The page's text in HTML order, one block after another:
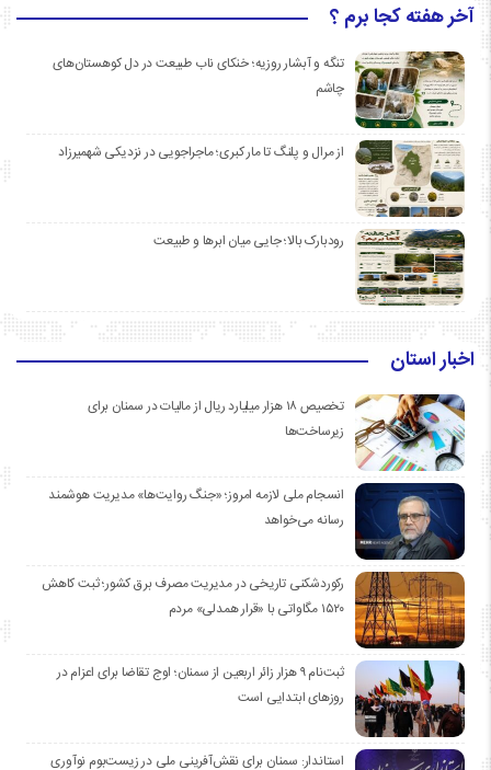
آخر هفته کجا برم ؟
تنگه و آبشار روزیه؛ خنکای ناب طبیعت در دل کوهستان‌های
چاشم
از مرال و پلنگ تا مار کبری؛ ماجراجویی در نزدیکی شهمیرزاد
رودبارک بالا؛ جایی میان ابرها و طبیعت
اخبار استان
تخصیص ۱۸ هزار میلیارد ریال از مالیات در سمنان برای
زیرساخت‌ها
انسجام ملی لازمه امروز؛ «جنگ روایت‌ها» مدیریت هوشمند
رسانه می‌خواهد
رکوردشکنی تاریخی در مدیریت مصرف برق کشور؛ ثبت کاهش
۱۵۲۰ مگاواتی با «قرار همدلی» مردم
ثبت‌نام ۹ هزار زائر اربعین از سمنان؛ اوج تقاضا برای اعزام در
روزهای ابتدایی است
استاندار: سمنان برای نقش‌آفرینی ملی در زیست‌بوم نوآوری